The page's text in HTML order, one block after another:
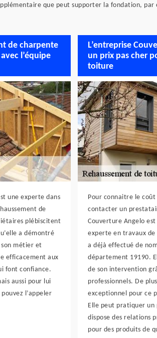
que peut supporter la fondation, par
de charpente
l’équipe
une experte dans
de
plébiscitent
a démontré
son métier et
efficacement aux
font confiance.
aussi pour lui
l’appeler
L’entreprise
un prix pas cher
toiture
Pour connaitre le
contacter un
Couverture Angelo
experte en travaux
a déjà effectué de
département 19190.
de son intervention
professionnels. De
exceptionnel pour ce
Elle peut pratiquer un
dispose des relations
pour des produits de